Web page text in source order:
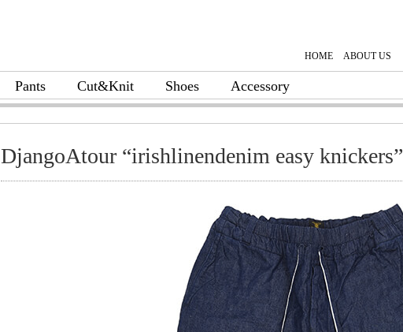
HOME ABOUT US
Pants Cut&Knit Shoes Accessory
DjangoAtour “irishlinendenim easy knickers”